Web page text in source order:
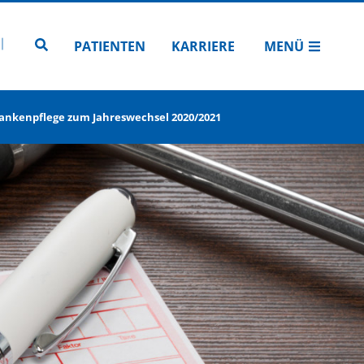
Zur Seitensuche
PATIENTEN KARRIERE MENÜ
zum Jahreswechsel 2020/2021